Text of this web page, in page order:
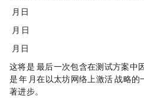
Goerli: 1 月 17 日
Sepolia: 1 月 30 日
Holesky: 2 月 7 日
这将是 Goerli 最后一次包含在测试方案
是 2024 年 1 月在以太坊网络上激活 Dencun
著进步。